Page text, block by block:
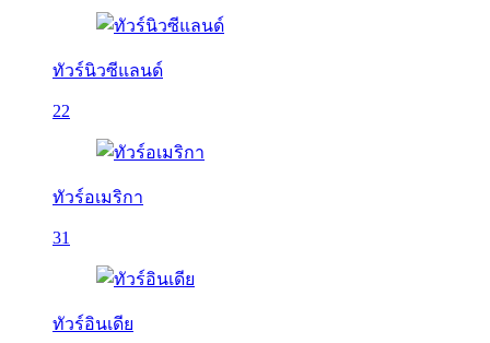
ทัวร์นิวซีแลนด์
22
ทัวร์อเมริกา
31
ทัวร์อินเดีย